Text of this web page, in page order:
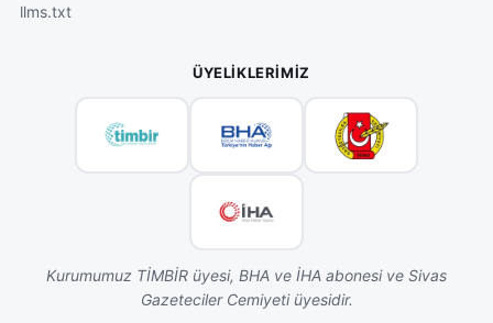
llms.txt
ÜYELIKLERIMIZ
Kurumumuz TİMBİR üyesi, BHA ve İHA abonesi ve Sivas
Gazeteciler Cemiyeti üyesidir.